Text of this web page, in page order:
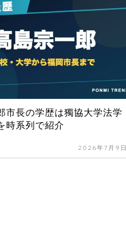
市長の学歴は獨協大学法学
時系列で紹介
2026年7月9日